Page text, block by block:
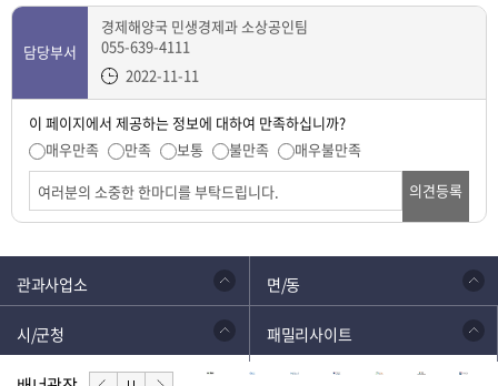
담당부서
경제해양국 민생경제과 소상공인팀
055-639-4111
2022-11-11
이 페이지에서 제공하는 정보에 대하여 만족하십니까?
매우만족
만족 보통 불만족
매우불만족
의견등록
관과사업소 면/동
시/군청 패밀리사이트